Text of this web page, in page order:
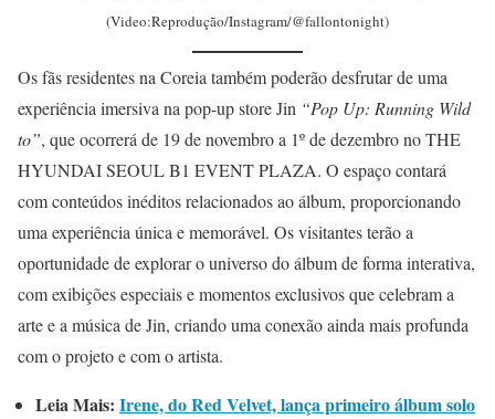
(Video:Reprodução/Instagram/@fallontonight)
Os fãs residentes na Coreia também poderão desfrutar de uma
experiência imersiva na pop-up store Jin “Pop Up: Running Wild
to”, que ocorrerá de 19 de novembro a 1º de dezembro no THE
HYUNDAI SEOUL B1 EVENT PLAZA. O espaço contará
com conteúdos inéditos relacionados ao álbum, proporcionando
uma experiência única e memorável. Os visitantes terão a
oportunidade de explorar o universo do álbum de forma interativa,
com exibições especiais e momentos exclusivos que celebram a
arte e a música de Jin, criando uma conexão ainda mais profunda
com o projeto e com o artista.
Leia Mais: Irene, do Red Velvet, lança primeiro álbum solo